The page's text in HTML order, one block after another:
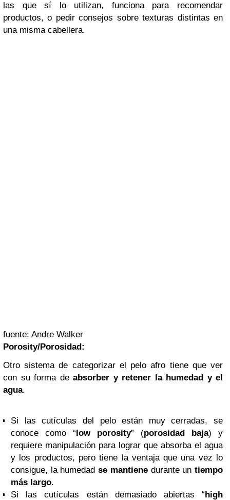
las que sí lo utilizan, funciona para recomendar
productos, o pedir consejos sobre texturas distintas en
una misma cabellera.
fuente: Andre Walker
Porosity/Porosidad:
Otro sistema de categorizar el pelo afro tiene que ver
con su forma de absorber y retener la humedad y el
agua.
Si las cutículas del pelo están muy cerradas, se
conoce como “low porosity” (porosidad baja) y
requiere manipulación para lograr que absorba el agua
y los productos, pero tiene la ventaja que una vez lo
consigue, la humedadse mantienedurante untiempo
más largo.
Si las cutículas están demasiado abiertas “high